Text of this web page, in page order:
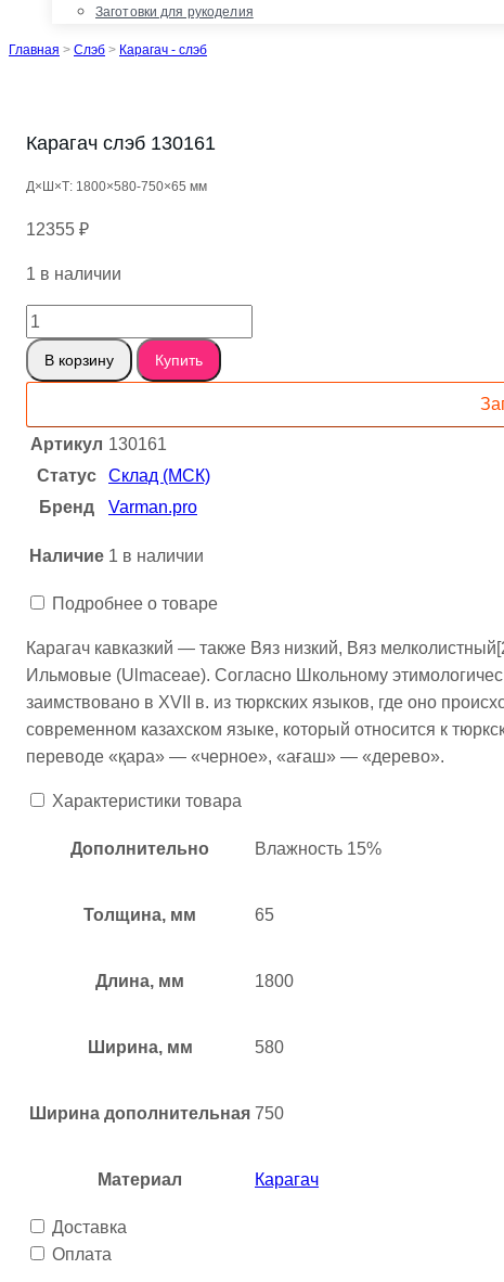
Заготовки для рукоделия
Главная > Слэб > Карагач - слэб
Карагач слэб 130161
Д×Ш×Т: 1800×580-750×65 мм
12355 ₽
1 в наличии
Количество
товара
Карагач
130161
В корзину Купить
Артикул 130161
Статус
Склад (МСК)
Бренд
Varman.pro
Наличие 1 в наличии
Подробнее о товаре
Карагач кавказкий — также Вяз низкий, Вяз
Ильмовые (Ulmaceae). Согласно Школьному
заимствовано в XVII в. из тюркских языков, где оно
современном казахском языке, который относится к
переводе «қара» — «черное», «ағаш» — «дерево».
Характеристики товара
Дополнительно Влажность 15%
Толщина, мм 65
Длина, мм 1800
Ширина, мм 580
Ширина дополнительная 750
Материал Карагач
Доставка
Оплата